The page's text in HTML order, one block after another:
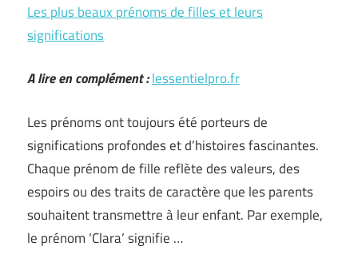
Les plus beaux prénoms de filles et leurs
significations
A lire en complément :lessentielpro.fr
Les prénoms ont toujours été porteurs de
significations profondes et d’histoires fascinantes.
Chaque prénom de fille reflète des valeurs, des
espoirs ou des traits de caractère que les parents
souhaitent transmettre à leur enfant. Par exemple,
le prénom ‘Clara’ signifie …